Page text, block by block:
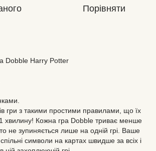
Порівняти
Dobble Harry Potter
гри з такими простими правилами, що їх
хвилину! Кожна гра Dobble триває менше
не зупиняється лише на одній грі. Ваше
символи на картах швидше за всіх і